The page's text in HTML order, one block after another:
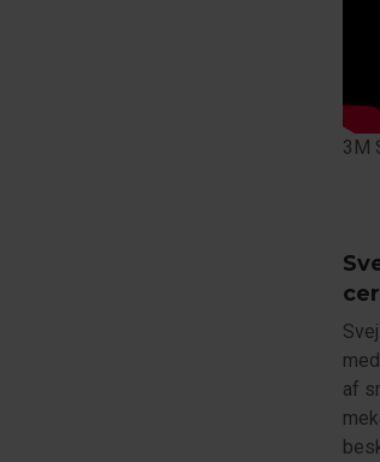
3M
af